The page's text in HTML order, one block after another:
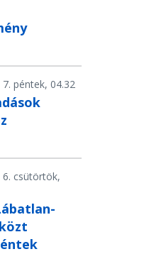
péntek, 04.32
6. csütörtök,